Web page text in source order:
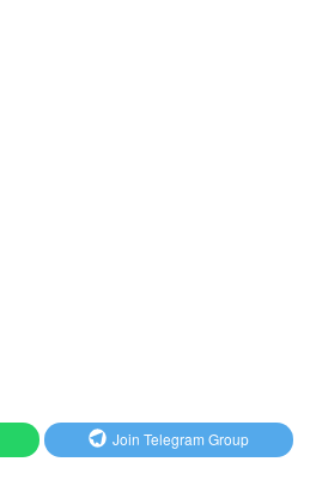
Join Telegram Group